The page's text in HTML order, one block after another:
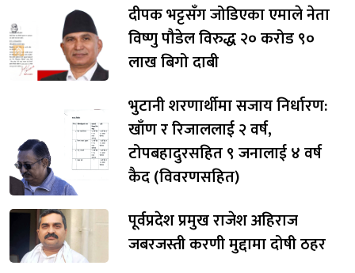
दीपक भट्टसँग जोडिएका एमाले नेता
विष्णु पौडेल विरुद्ध २० करोड ९०
लाख बिगो दाबी
भुटानी शरणार्थीमा सजाय निर्धारण:
खाँण र रिजाललाई २ वर्ष,
टोपबहादुरसहित ९ जनालाई ४ वर्ष
कैद (विवरणसहित)
पूर्वप्रदेश प्रमुख राजेश अहिराज
जबरजस्ती करणी मुद्दामा दोषी ठहर